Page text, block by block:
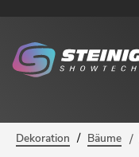
Dekoration / Bäume /